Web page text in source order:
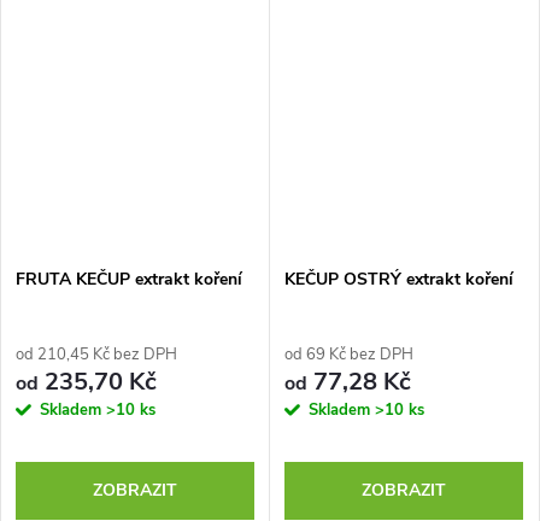
FRUTA KEČUP extrakt koření
od 210,45 Kč bez DPH
od 235,70 Kč
Skladem >10 ks
ZOBRAZIT
KEČUP OSTRÝ extrakt koření
od 69 Kč bez DPH
od 77,28 Kč
Skladem >10 ks
ZOBRAZIT